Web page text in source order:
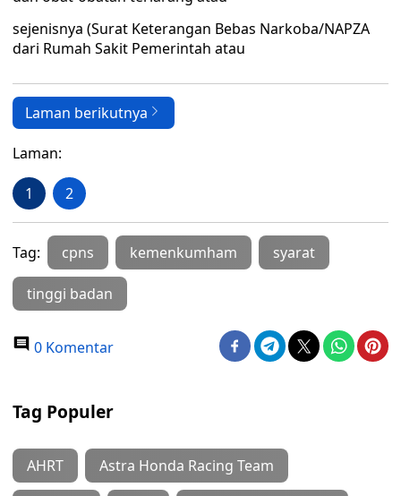
sejenisnya (Surat Keterangan Bebas Narkoba/NAPZA
dari Rumah Sakit Pemerintah atau
Laman berikutnya
Laman:
1 2
Tag: cpns kemenkumham syarat
tinggi badan
0 Komentar
Tag Populer
AHRT Astra Honda Racing Team